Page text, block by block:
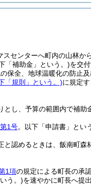
センターへ町内の山林か
「補助金」という。)を交
保全、地球温暖化の防止
「規則」という。)に規定
とし、予算の範囲内で補助
1号。以下「申請書」とい
認めるときは、飯南町
1項の規定による町長の承
う。)を速やかに町長へ提